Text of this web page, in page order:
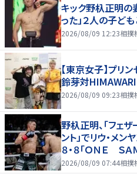
キック野杁正明の
った」２人の子ど
2026/08/09 12:23相撲
【東京女子】プリ
鈴芽対
2026/08/09 09:23相撲
野杁正明、「フェ
ント」でリウ・メ
８・８「ＯＮＥ Ｓ
2026/08/09 07:44相撲